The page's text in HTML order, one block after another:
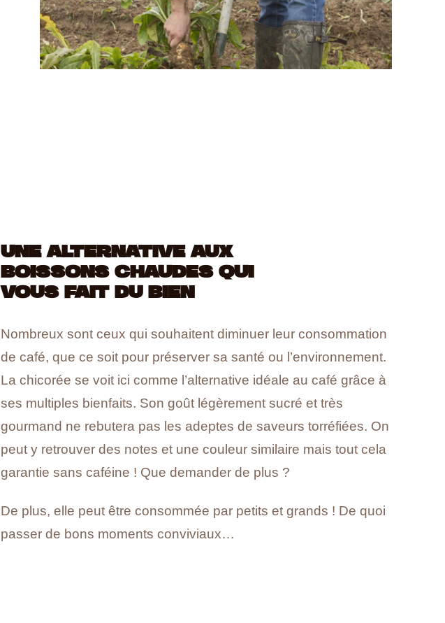
UNE ALTERNATIVE AUX
BOISSONS CHAUDES QUI
VOUS FAIT DU BIEN
Nombreux sont ceux qui souhaitent diminuer leur consommation
de café, que ce soit pour préserver sa santé ou l’environnement.
La chicorée se voit ici comme l’alternative idéale au café grâce à
ses multiples bienfaits. Son goût légèrement sucré et très
gourmand ne rebutera pas les adeptes de saveurs torréfiées. On
peut y retrouver des notes et une couleur similaire mais tout cela
garantie sans caféine ! Que demander de plus ?
De plus, elle peut être consommée par petits et grands ! De quoi
passer de bons moments conviviaux…